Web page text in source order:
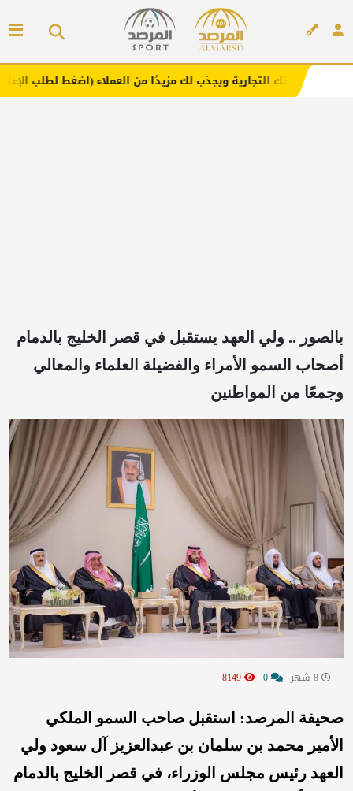
ويجذب لك مزيدًا من العملاء (اضغط لطلب الإعلان)
بالصور .. ولي العهد يستقبل في قصر الخليج بالدمام
أصحاب السمو الأمراء والفضيلة العلماء والمعالي
وجمعًا من المواطنين
صحيفة المرصد: استقبل صاحب السمو الملكي
الأمير محمد بن سلمان بن عبدالعزيز آل سعود ولي
العهد رئيس مجلس الوزراء، في قصر الخليج بالدمام